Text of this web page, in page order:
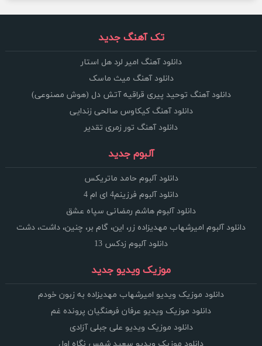
تک آهنگ جدید
دانلود آهنگ امیر لرد هل استار
دانلود آهنگ میث ماسک
دانلود آهنگ توحید پیری قراقیه آتش دل (هوش مصنوعی)
دانلود آهنگ کیکاوس صالحی زندایی
دانلود آهنگ تور زمری تقدیر
آلبوم جدید
دانلود آلبوم حامد ماتریکس
دانلود آلبوم فرزینم4 ای ام 4
دانلود آلبوم هاشم رمضانی سپاه عشق
دانلود آلبوم امیرشهاب مهدیزاده زر، این، گام بر، چنین، داشت، دشت
دانلود آلبوم زدکس 13
موزیک ویدیو جدید
دانلود موزیک ویدیو امیرشهاب مهدیزاده به زبون خودم
دانلود موزیک ویدیو عرفان فرهنگیان پرونده غم
دانلود موزیک ویدیو علی جبلی آزادی